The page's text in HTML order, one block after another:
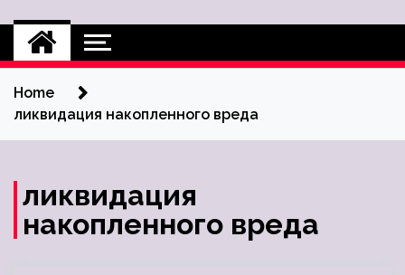
Home
ликвидация накопленного вреда
ликвидация
накопленного вреда